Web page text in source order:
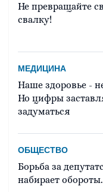
Не превращайте
свалку!
МЕДИЦИНА
Наше здоровье -
Но цифры
задуматься
ОБЩЕСТВО
Борьба за
набирает